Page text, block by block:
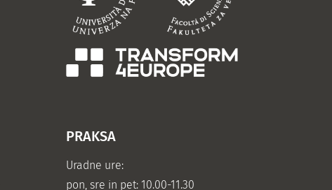
PRAKSA
Uradne ure:
pon, sre in pet: 10.00-11.30